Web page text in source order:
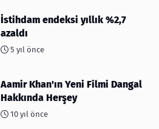
İstihdam endeksi yıllık %2,7
azaldı
5 yıl önce
Aamir Khan'ın Yeni Filmi Dangal
Hakkında Herşey
10 yıl önce